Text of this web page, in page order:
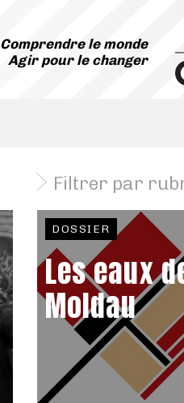
Comprendre le monde
Agir pour le changer
Filtrer par
DOSSIER
Les eaux
Moldau